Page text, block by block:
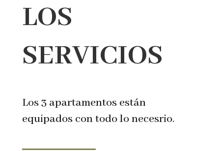
LOS
SERVICIOS
Los 3 apartamentos están
equipados con todo lo necesrio.